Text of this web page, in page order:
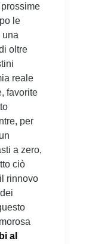
le
una
oltre
reale
favorite
per
a zero,
ciò
rinnovo
al